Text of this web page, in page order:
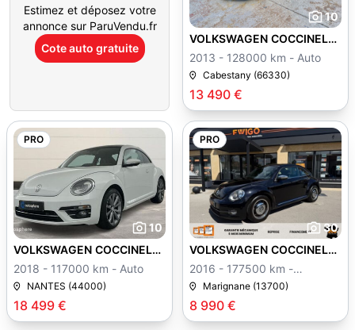
Estimez et déposez votre
annonce sur ParuVendu.fr
Cote auto gratuite
10
13 490 €
VOLKSWAGEN COCCINELLE
II
2013 - 128000 km - Auto
Cabestany (66330)
PRO
10
18 499 €
VOLKSWAGEN COCCINELLE
II
2018 - 117000 km - Auto
NANTES (44000)
PRO
30
8 990 €
VOLKSWAGEN COCCINELLE
II
2016 - 177500 km -
Manuelle
Marignane (13700)